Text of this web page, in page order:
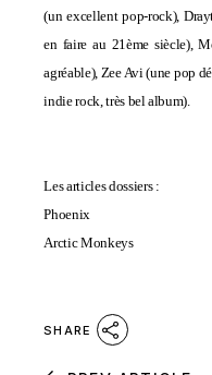
(un excellent pop-rock),
en faire au 21ème siècle),
agréable), Zee Avi(une pop
indie rock, très bel album).
Les articles dossiers :
Phoenix
Arctic Monkeys
SHARE